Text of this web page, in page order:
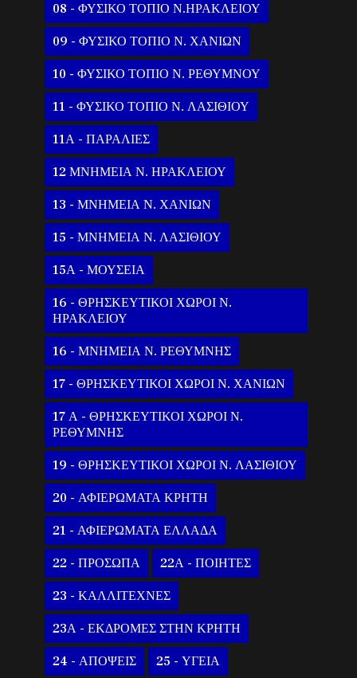
08 - ΦΥΣΙΚΟ ΤΟΠΙΟ Ν.ΗΡΑΚΛΕΙΟΥ
09 - ΦΥΣΙΚΟ ΤΟΠΙΟ Ν. ΧΑΝΙΩΝ
10 - ΦΥΣΙΚΟ ΤΟΠΙΟ Ν. ΡΕΘΥΜΝΟΥ
11 - ΦΥΣΙΚΟ ΤΟΠΙΟ Ν. ΛΑΣΙΘΙΟΥ
11Α - ΠΑΡΑΛΙΕΣ
12 ΜΝΗΜΕΙΑ Ν. ΗΡΑΚΛΕΙΟΥ
13 - ΜΝΗΜΕΙΑ Ν. ΧΑΝΙΩΝ
15 - ΜΝΗΜΕΙΑ Ν. ΛΑΣΙΘΙΟΥ
15Α - ΜΟΥΣΕΙΑ
16 - ΘΡΗΣΚΕΥΤΙΚΟΙ ΧΩΡΟΙ Ν.
ΗΡΑΚΛΕΙΟΥ
16 - ΜΝΗΜΕΙΑ Ν. ΡΕΘΥΜΝΗΣ
17 - ΘΡΗΣΚΕΥΤΙΚΟΙ ΧΩΡΟΙ Ν. ΧΑΝΙΩΝ
17 Α - ΘΡΗΣΚΕΥΤΙΚΟΙ ΧΩΡΟΙ Ν.
ΡΕΘΥΜΝΗΣ
19 - ΘΡΗΣΚΕΥΤΙΚΟΙ ΧΩΡΟΙ Ν. ΛΑΣΙΘΙΟΥ
20 - ΑΦΙΕΡΩΜΑΤΑ ΚΡΗΤΗ
21 - ΑΦΙΕΡΩΜΑΤΑ ΕΛΛΑΔΑ
22 - ΠΡΟΣΩΠΑ 22Α - ΠΟΙΗΤΕΣ
23 - ΚΑΛΛΙΤΕΧΝΕΣ
23Α - ΕΚΔΡΟΜΕΣ ΣΤΗΝ ΚΡΗΤΗ
24 - ΑΠΟΨΕΙΣ 25 - ΥΓΕΙΑ